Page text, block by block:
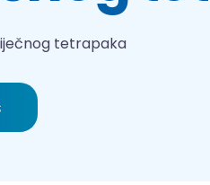
tetrapaka